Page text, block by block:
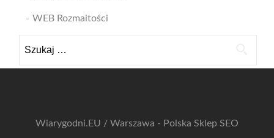
WEB Rozmaitości
Wiarygodni.EU / Warszawa - Polska Sklep SEO